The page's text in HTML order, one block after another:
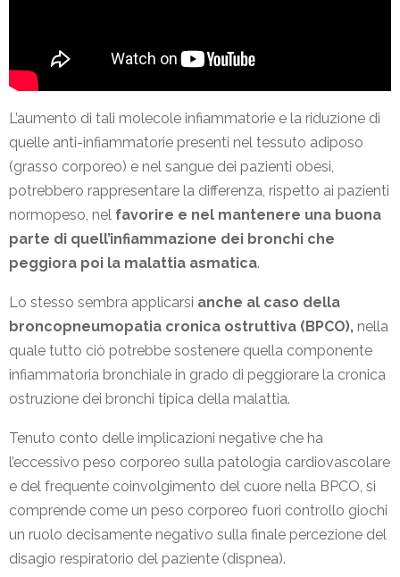
L’aumento di tali molecole infiammatorie e la riduzione di
quelle anti-infiammatorie presenti nel tessuto adiposo
(grasso corporeo) e nel sangue dei pazienti obesi,
potrebbero rappresentare la differenza, rispetto ai pazienti
normopeso, nel favorire e nel mantenere una buona
parte di quell’infiammazione dei bronchi che
peggiora poi la malattia asmatica.
Lo stesso sembra applicarsi anche al caso della
broncopneumopatia cronica ostruttiva (BPCO), nella
quale tutto ciò potrebbe sostenere quella componente
infiammatoria bronchiale in grado di peggiorare la cronica
ostruzione dei bronchi tipica della malattia.
Tenuto conto delle implicazioni negative che ha
l’eccessivo peso corporeo sulla patologia cardiovascolare
e del frequente coinvolgimento del cuore nella BPCO, si
comprende come un peso corporeo fuori controllo giochi
un ruolo decisamente negativo sulla finale percezione del
disagio respiratorio del paziente (dispnea).